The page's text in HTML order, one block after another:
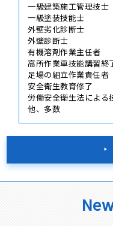
一級建築施工管理技士
一級塗装技能士
外壁劣化診断士
外壁診断士
有機溶剤作業主任者
高所作業車技能講習終
足場の組立作業責任者
安全衛生教育修了
労働安全衛生法による
他、多数